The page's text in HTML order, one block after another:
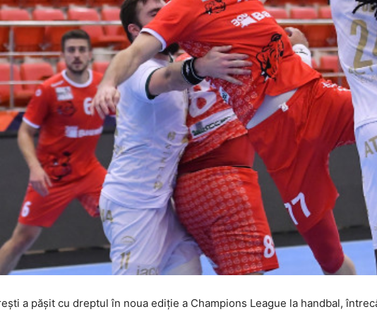
a pășit cu dreptul în noua ediție a Champions League la handbal,